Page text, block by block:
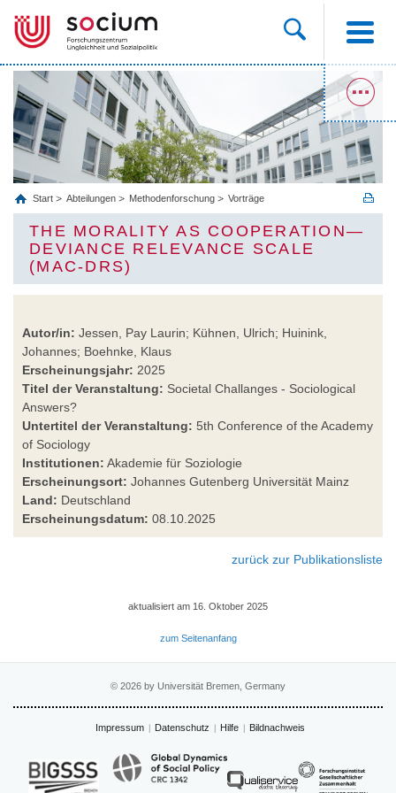
Start Abteilungen Methodenforschung Vorträge
THE MORALITY AS COOPERATION—
DEVIANCE RELEVANCE SCALE
(MAC-DRS)
Autor/in: Jessen, Pay Laurin; Kühnen, Ulrich; Huinink,
Johannes; Boehnke, Klaus
Erscheinungsjahr: 2025
Titel der Veranstaltung: Societal Challanges - Sociological
Answers?
Untertitel der Veranstaltung: 5th Conference of the Academy
of Sociology
Institutionen: Akademie für Soziologie
Erscheinungsort: Johannes Gutenberg Universität Mainz
Land: Deutschland
Erscheinungsdatum: 08.10.2025
zurück zur Publikationsliste
aktualisiert am 16. Oktober 2025
zum Seitenanfang
© 2026 by Universität Bremen, Germany
Impressum Datenschutz Hilfe Bildnachweis